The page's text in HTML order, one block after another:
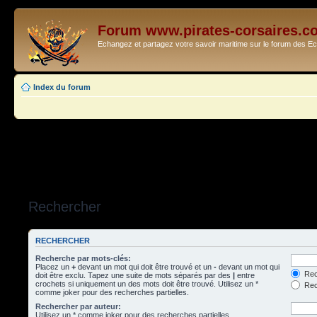
Forum www.pirates-
Echangez et partagez votre savoir maritime sur le forum des
Index du forum
Rechercher
RECHERCHER
Recherche par mots-clés:
Placez un + devant un mot qui doit être trouvé et un - devant un mot qui
doit être exclu. Tapez une suite de mots séparés par des | entre
crochets si uniquement un des mots doit être trouvé. Utilisez un *
comme joker pour des recherches partielles.
Rechercher par auteur:
Utilisez un * comme joker pour des recherches partielles.